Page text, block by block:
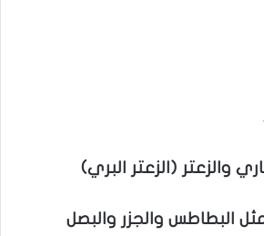
والزعتر (الزعتر البري)
البطاطس والجزر والبصل